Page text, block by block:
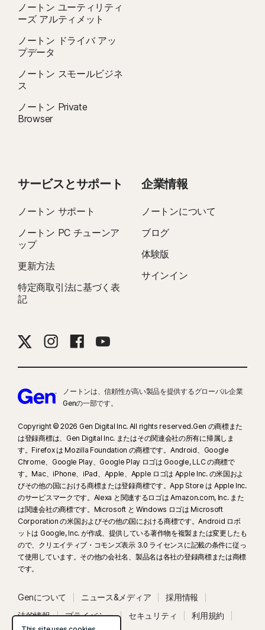
は、お子様のデバイスにノートン ファミリーアプリをインストールし、電源を
オンにする必要があります。
ルの結果
ビデオの監視には、Windows のブラウザ拡張機能、iOS と Android のアプリ
内ノートン ブラウザが必要になります。YouTube.com (他の Web サイトやブ
Products Performance Benchmarks」という調査レポートに記載されてい
Windows のほとんどの警告を抑制するには、全画面モードを使用する必要が
あります。
自動ディープフェイク対策は、サポートされている英語のソーシャルメディ
す。 自動検出機能を使用するには、さらにAIパソコン（QualcommまたはIntel
製の8コアCPU、16 GB RAM以上）またはAI非搭載パソコン（任意のブランド
の6コアCPU、16 GB RAM以上）が必要です。 AI非搭載パソコンでは4コア
できます。詳細については、Norton.com/deepfakesupport を参照してくだ
ノートン Genie AIアシスタントにおけるディープフェイク対策は、現在早期
アクセス版として提供されており、英語のYouTube動画のみの対応となってい
ます。
ノートン セーフサーチでは、スポンサー付きリンクのセキュリティを評価す
ることはできません。また、安全でない可能性のあるスポンサー付きリンクを
検索結果から除外することもできません。一部のブラウザでは使用できませ
ん。
ノートン ファミリー/保護者機能は、お子様の Windows™ パソコン、iOS デバ
のプラットフォームでは利用できない機能があります。保護者は、モバイルア
意のブラウザで保護者機能を選択することにより、Windows (Windows S モー
ノートン ユーティリティ
ーズ アルティメット
ノートン ドライバ アッ
プデータ
ノートン スモールビジネ
ス
ノートン Private
Browser
サービスとサポート
ノートン サポート
ノートン PC チューンア
ップ
更新方法
特定商取引法に基づく表
記
企業情報
ノートンについて
ブログ
体験版
サインイン
ノートンは、信頼性が高い製品を提供するグローバル企業
Genの一部です。
Copyright © 2026 Gen Digital Inc. All rights reserved.Gen の商標また
は登録商標は、Gen Digital Inc. またはその関連会社の所有に帰属しま
す。Firefox は Mozilla Foundation の商標です。Android、Google
Chrome、Google Play、Google Play ロゴは Google, LLC の商標で
す。Mac、iPhone、iPad、Apple、Apple ロゴは Apple Inc. の米国およ
びその他の国における商標または登録商標です。App Store は Apple Inc.
のサービスマークです。Alexa と関連するロゴは Amazon.com, Inc. また
は関連会社の商標です。Microsoft と Windows ロゴは Microsoft
Corporation の米国およびその他の国における商標です。Android ロボ
ットは Google, Inc. が作成、提供している著作物を複製または変更したも
ので、クリエイティブ・コモンズ表示 3.0 ライセンスに記載の条件に従っ
て使用しています。その他の会社名、製品名は各社の登録商標または商標
です。
Genについて ニュース&メディア
採用情報
法的情報
プライバシー セキュリティ
利用規約